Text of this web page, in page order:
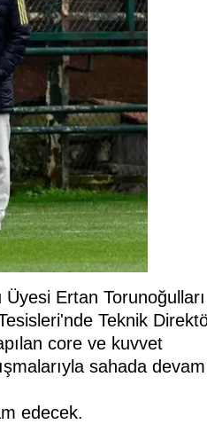
Ertan
Teknik
core ve kuvvet
sahada
edecek.